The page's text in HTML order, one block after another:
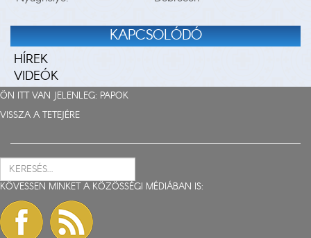
KAPCSOLÓDÓ
HÍREK
VIDEÓK
ÖN ITT VAN JELENLEG: PAPOK
VISSZA A TETEJÉRE
KÖVESSEN MINKET A KÖZÖSSÉGI MÉDIÁBAN IS: